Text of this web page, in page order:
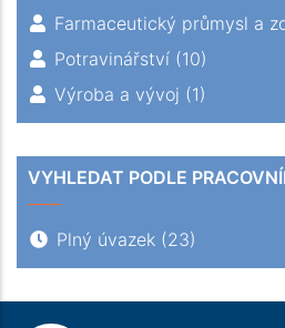
Farmaceutický průmysl a
Potravinářství (10)
Výroba a vývoj (1)
VYHLEDAT PODLE
Plný úvazek (23)